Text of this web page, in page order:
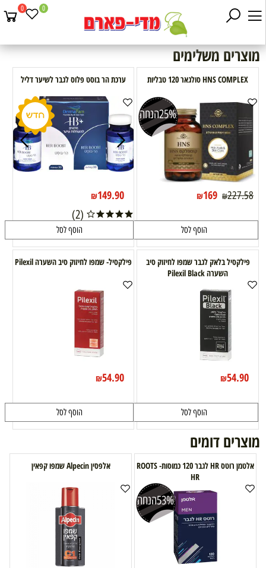
0 0
מוצרים משלימים
HNS COMPLEX סולגאר 120 טבליות
25%הנחה
₪227.58
₪169
הוסף לסל
ערכת הר בוסט פלוס לגבר לשיער דליל
₪149.90
(2)
הוסף לסל
פילקסיל בלאק לגבר שמפו לחיזוק סיב
השערה Pilexil Black
₪54.90
הוסף לסל
פילקסיל- שמפו לחיזוק סיב השערה Pilexil
₪54.90
הוסף לסל
מוצרים דומים
אלטמן רוטס HR לגבר 120 כמוסות- ROOTS
HR
53%הנחה
אלפסין Alpecin שמפו קפאין